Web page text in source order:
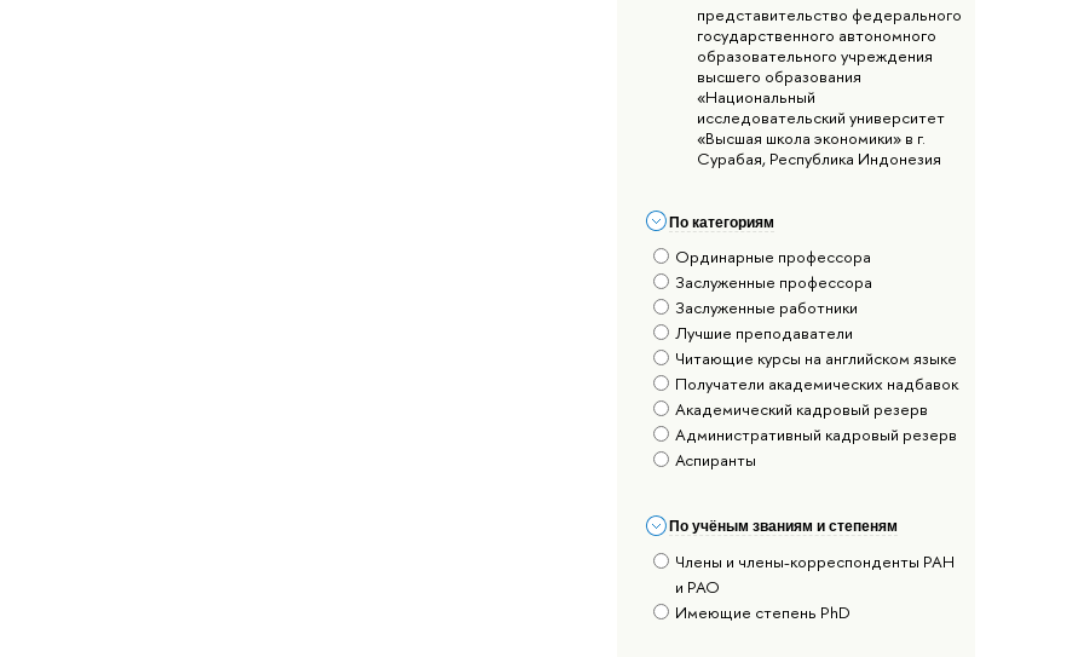
представительство федерального
государственного автономного
образовательного учреждения
высшего образования
«Национальный
исследовательский университет
«Высшая школа экономики» в г.
Сурабая, Республика Индонезия
По категориям
Ординарные профессора
Заслуженные профессора
Заслуженные работники
Лучшие преподаватели
Читающие курсы на английском языке
Получатели академических надбавок
Академический кадровый резерв
Административный кадровый резерв
Аспиранты
По учёным званиям и степеням
Члены и члены-корреспонденты РАН
и РАО
Имеющие степень PhD